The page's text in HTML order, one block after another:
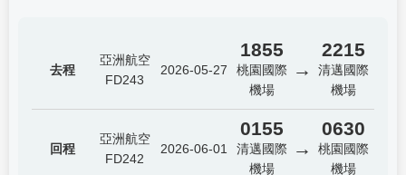
去程
亞洲航空
FD243
2026-05-27
1855
桃園國際
機場
→
2215
清邁國際
機場
回程
亞洲航空
FD242
2026-06-01
0155
清邁國際
機場
→
0630
桃園國際
機場